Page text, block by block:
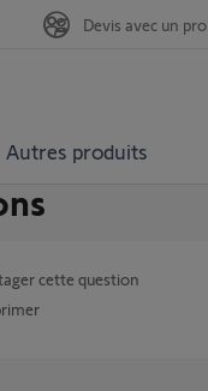
Autres produits
Devis avec un pro
cette question